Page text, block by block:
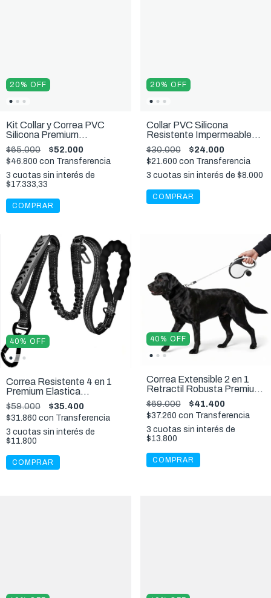
20% OFF
Kit Collar y Correa PVC
Silicona Premium
Impermeable Azul, S,M,L
$65.000 $52.000
$46.800 con Transferencia
3 cuotas sin interés de
$17.333,33
COMPRAR
20% OFF
Collar PVC Silicona
Resistente Impermeable
Premium Azul S,M,L
$30.000 $24.000
$21.600 con Transferencia
3 cuotas sin interés de $8.000
COMPRAR
40% OFF
Correa Resistente 4 en 1
Premium Elastica
Reflectiva Acolchada Anti
Tiron Cinto De Seguridad
Perros
$59.000 $35.400
$31.860 con Transferencia
3 cuotas sin interés de
$11.800
40% OFF
Correa Extensible 2 en 1
Retractil Robusta Premium
Con Portabolsitas Cinta 5
Metros
$69.000 $41.400
$37.260 con Transferencia
3 cuotas sin interés de
$13.800